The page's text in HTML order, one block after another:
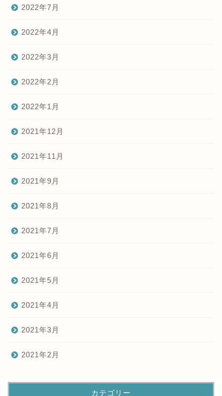
2022年7月
2022年4月
2022年3月
2022年2月
2022年1月
2021年12月
2021年11月
2021年9月
2021年8月
2021年7月
2021年6月
2021年5月
2021年4月
2021年3月
2021年2月
カテゴリー